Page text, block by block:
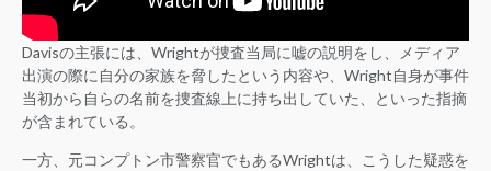
Davisの主張には、Wrightが捜査当局に嘘の説明をし、メディア
出演の際に自分の家族を脅したという内容や、Wright自身が事件
当初から自らの名前を捜査線上に持ち出していた、といった指摘
が含まれている。
一方、元コンプトン市警察官でもあるWrightは、こうした疑惑を